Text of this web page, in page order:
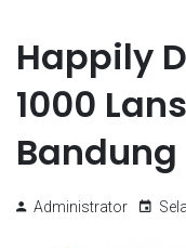
Happily
1000
Bandung
Administrator